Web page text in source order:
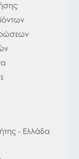
- Ελλάδα